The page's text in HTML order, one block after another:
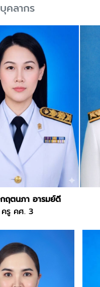
บุคลากร
ฤตนภา อารมย์ดี
ครู คศ. 3